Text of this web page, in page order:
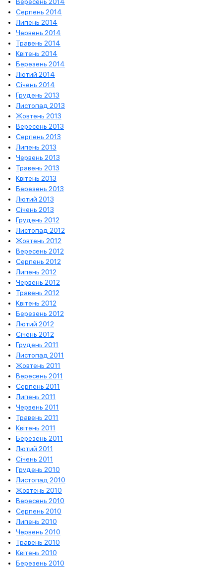
Серпень 2014
Липень 2014
Червень 2014
Травень 2014
Квітень 2014
Березень 2014
Лютий 2014
Січень 2014
Грудень 2013
Листопад 2013
Жовтень 2013
Вересень 2013
Серпень 2013
Липень 2013
Червень 2013
Травень 2013
Квітень 2013
Березень 2013
Лютий 2013
Січень 2013
Грудень 2012
Листопад 2012
Жовтень 2012
Вересень 2012
Серпень 2012
Липень 2012
Червень 2012
Травень 2012
Квітень 2012
Березень 2012
Лютий 2012
Січень 2012
Грудень 2011
Листопад 2011
Жовтень 2011
Вересень 2011
Серпень 2011
Липень 2011
Червень 2011
Травень 2011
Квітень 2011
Березень 2011
Лютий 2011
Січень 2011
Грудень 2010
Листопад 2010
Жовтень 2010
Вересень 2010
Серпень 2010
Липень 2010
Червень 2010
Травень 2010
Квітень 2010
Березень 2010